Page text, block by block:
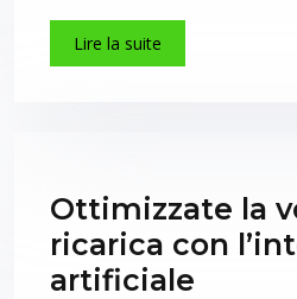
Lire la suite
Ottimizzate la
ricarica con
artificiale